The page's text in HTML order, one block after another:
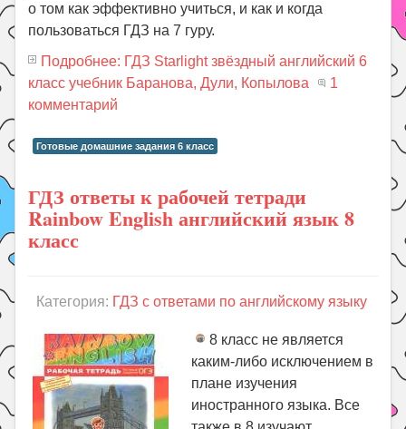
о том как эффективно учиться, и как и когда
пользоваться ГДЗ на 7 гуру.
Подробнее: ГДЗ Starlight звёздный английский 6
класс учебник Баранова, Дули, Копылова
1
комментарий
Готовые домашние задания 6 класс
ГДЗ ответы к рабочей тетради
Rainbow English английский язык 8
класс
Категория: ГДЗ с ответами по английскому языку
8 класс не является
каким-либо исключением в
плане изучения
иностранного языка. Все